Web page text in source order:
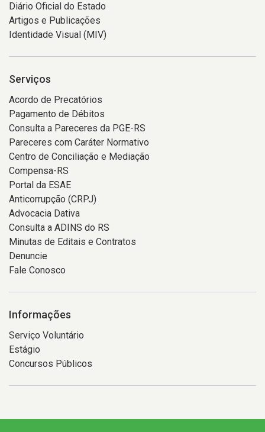
Diário Oficial do Estado
Artigos e Publicações
Identidade Visual (MIV)
Serviços
Acordo de Precatórios
Pagamento de Débitos
Consulta a Pareceres da PGE-RS
Pareceres com Caráter Normativo
Centro de Conciliação e Mediação
Compensa-RS
Portal da ESAE
Anticorrupção (CRPJ)
Advocacia Dativa
Consulta a ADINS do RS
Minutas de Editais e Contratos
Denuncie
Fale Conosco
Informações
Serviço Voluntário
Estágio
Concursos Públicos